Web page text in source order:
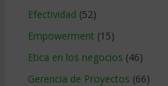
Efectividad (52)
Empowerment (15)
Etica en los negocios (46)
Gerencia de Proyectos (66)